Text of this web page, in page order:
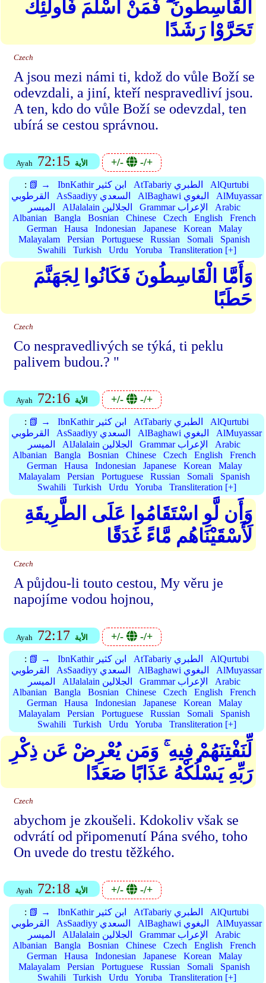
الْقَاسِطُونَ ۖ فَمَنْ أَسْلَمَ فَأُولَٰئِكَ
تَحَرَّوْا رَشَدًا
Czech
A jsou mezi námi ti, kdož do vůle Boží se
odevzdali, a jiní, kteří nespravedliví jsou.
A ten, kdo do vůle Boží se odevzdal, ten
ubírá se cestou správnou.
Ayah 72:15 الأية +/- -/+
: 📗 → IbnKathir ابن كثير AtTabariy الطبري
AlQurtubi
القرطوبي
AsSaadiyy السعدي AlBaghawi البغوي
AlMuyassar
الميسر
AlJalalain الجلالين Grammar الإعراب
Arabic
Albanian
Bangla Bosnian Chinese Czech English
French
German
Hausa Indonesian Japanese Korean
Malay
Malayalam
Persian Portuguese Russian Somali
Spanish
Swahili
Turkish Urdu Yoruba Transliteration [+]
وَأَمَّا الْقَاسِطُونَ فَكَانُوا لِجَهَنَّمَ
حَطَبًا
Czech
Co nespravedlivých se týká, ti peklu
palivem budou.? "
Ayah 72:16 الأية +/- -/+
: 📗 → IbnKathir ابن كثير AtTabariy الطبري
AlQurtubi
القرطوبي
AsSaadiyy السعدي AlBaghawi البغوي
AlMuyassar
الميسر
AlJalalain الجلالين Grammar الإعراب
Arabic
Albanian
Bangla Bosnian Chinese Czech English
French
German
Hausa Indonesian Japanese Korean
Malay
Malayalam
Persian Portuguese Russian Somali
Spanish
Swahili
Turkish Urdu Yoruba Transliteration [+]
وَأَن لَّوِ اسْتَقَامُوا عَلَى الطَّرِيقَةِ
لَأَسْقَيْنَاهُم مَّاءً غَدَقًا
Czech
A půjdou-li touto cestou, My věru je
napojíme vodou hojnou,
Ayah 72:17 الأية +/- -/+
: 📗 → IbnKathir ابن كثير AtTabariy الطبري
AlQurtubi
القرطوبي
AsSaadiyy السعدي AlBaghawi البغوي
AlMuyassar
الميسر
AlJalalain الجلالين Grammar الإعراب
Arabic
Albanian
Bangla Bosnian Chinese Czech English
French
German
Hausa Indonesian Japanese Korean
Malay
Malayalam
Persian Portuguese Russian Somali
Spanish
Swahili
Turkish Urdu Yoruba Transliteration [+]
لِّنَفْتِنَهُمْ فِيهِ ۚ وَمَن يُعْرِضْ عَن ذِكْرِ
رَبِّهِ يَسْلُكْهُ عَذَابًا صَعَدًا
Czech
abychom je zkoušeli. Kdokoliv však se
odvrátí od připomenutí Pána svého, toho
On uvede do trestu těžkého.
Ayah 72:18 الأية +/- -/+
: 📗 → IbnKathir ابن كثير AtTabariy الطبري
AlQurtubi
القرطوبي
AsSaadiyy السعدي AlBaghawi البغوي
AlMuyassar
الميسر
AlJalalain الجلالين Grammar الإعراب
Arabic
Albanian
Bangla Bosnian Chinese Czech English
French
German
Hausa Indonesian Japanese Korean
Malay
Malayalam
Persian Portuguese Russian Somali
Spanish
Swahili
Turkish Urdu Yoruba Transliteration [+]